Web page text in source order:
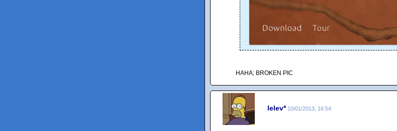
HAHA; BROKEN PIC
lelev* 10/01/2013, 16:54